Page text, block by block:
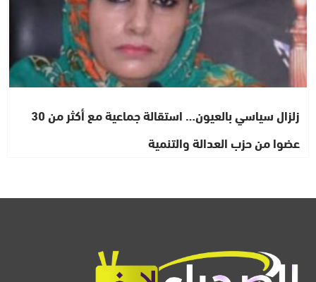
زلزال سياسي بالعيون… استقالة جماعية مع أكثر من 30
عضوا من حزب العدالة والتنمية